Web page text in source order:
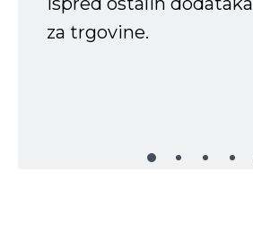
za trgovine.